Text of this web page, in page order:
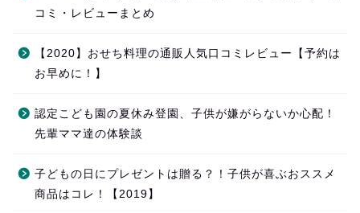
コミ・レビューまとめ
【2020】おせち料理の通販人気口コミレビュー【予約は
お早めに！】
認定こども園の夏休み登園、子供が嫌がらないか心配！
先輩ママ達の体験談
子どもの日にプレゼントは贈る？！子供が喜ぶおススメ
商品はコレ！【2019】